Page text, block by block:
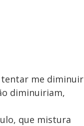
tentar me diminuir
diminuiriam,
que mistura